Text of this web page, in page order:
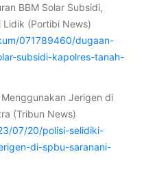
BBM Solar Subsidi,
Lidik (Portibi News)
071789460/dugaan-
subsidi-kapolres-tanah-
Jerigen di
(Tribun News)
07/20/polisi-selidiki-
di-spbu-saranani-